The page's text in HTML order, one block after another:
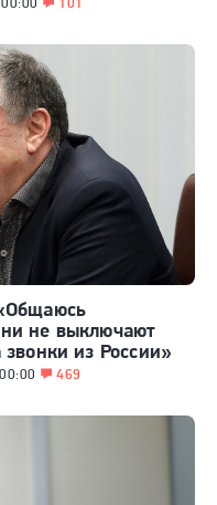
469
не выключают
из России»